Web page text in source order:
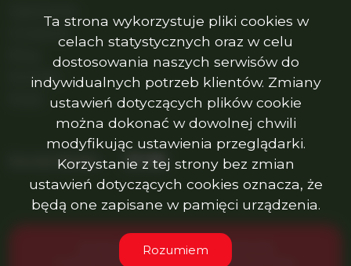
Kontakt
Social Media Facebook
Facebook
Facebook
AP Nieruchomości Anna Dudek © 2026
Program dla biur nieruchomości
Galactica Virgo
Ta strona wykorzystuje pliki cookies w
celach statystycznych oraz w celu
dostosowania naszych serwisów do
indywidualnych potrzeb klientów. Zmiany
ustawień dotyczących plików cookie
można dokonać w dowolnej chwili
modyfikując ustawienia przeglądarki.
Korzystanie z tej strony bez zmian
ustawień dotyczących cookies oznacza, że
będą one zapisane w pamięci urządzenia.
Rozumiem